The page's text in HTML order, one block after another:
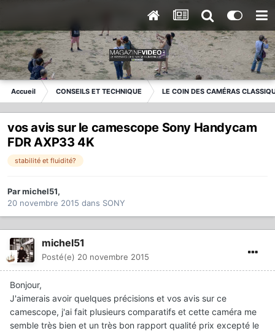
Accueil CONSEILS ET TECHNIQUE LE COIN DES CAMÉRAS
vos avis sur le camescope Sony Handycam
FDR AXP33 4K
stabilité et fluidité?
Parmichel51,
20 novembre 2015 dans SONY
michel51
Posté(e) 20 novembre 2015
Bonjour,
J'aimerais avoir quelques précisions et vos avis sur ce
camescope, j'ai fait plusieurs comparatifs et cette caméra me
semble très bien et un très bon rapport qualité prix excepté le